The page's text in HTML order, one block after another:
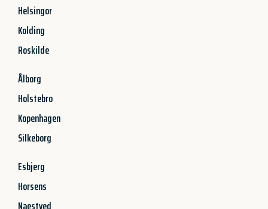
Helsingor
Kolding
Roskilde
Ålborg
Holstebro
Kopenhagen
Silkeborg
Esbjerg
Horsens